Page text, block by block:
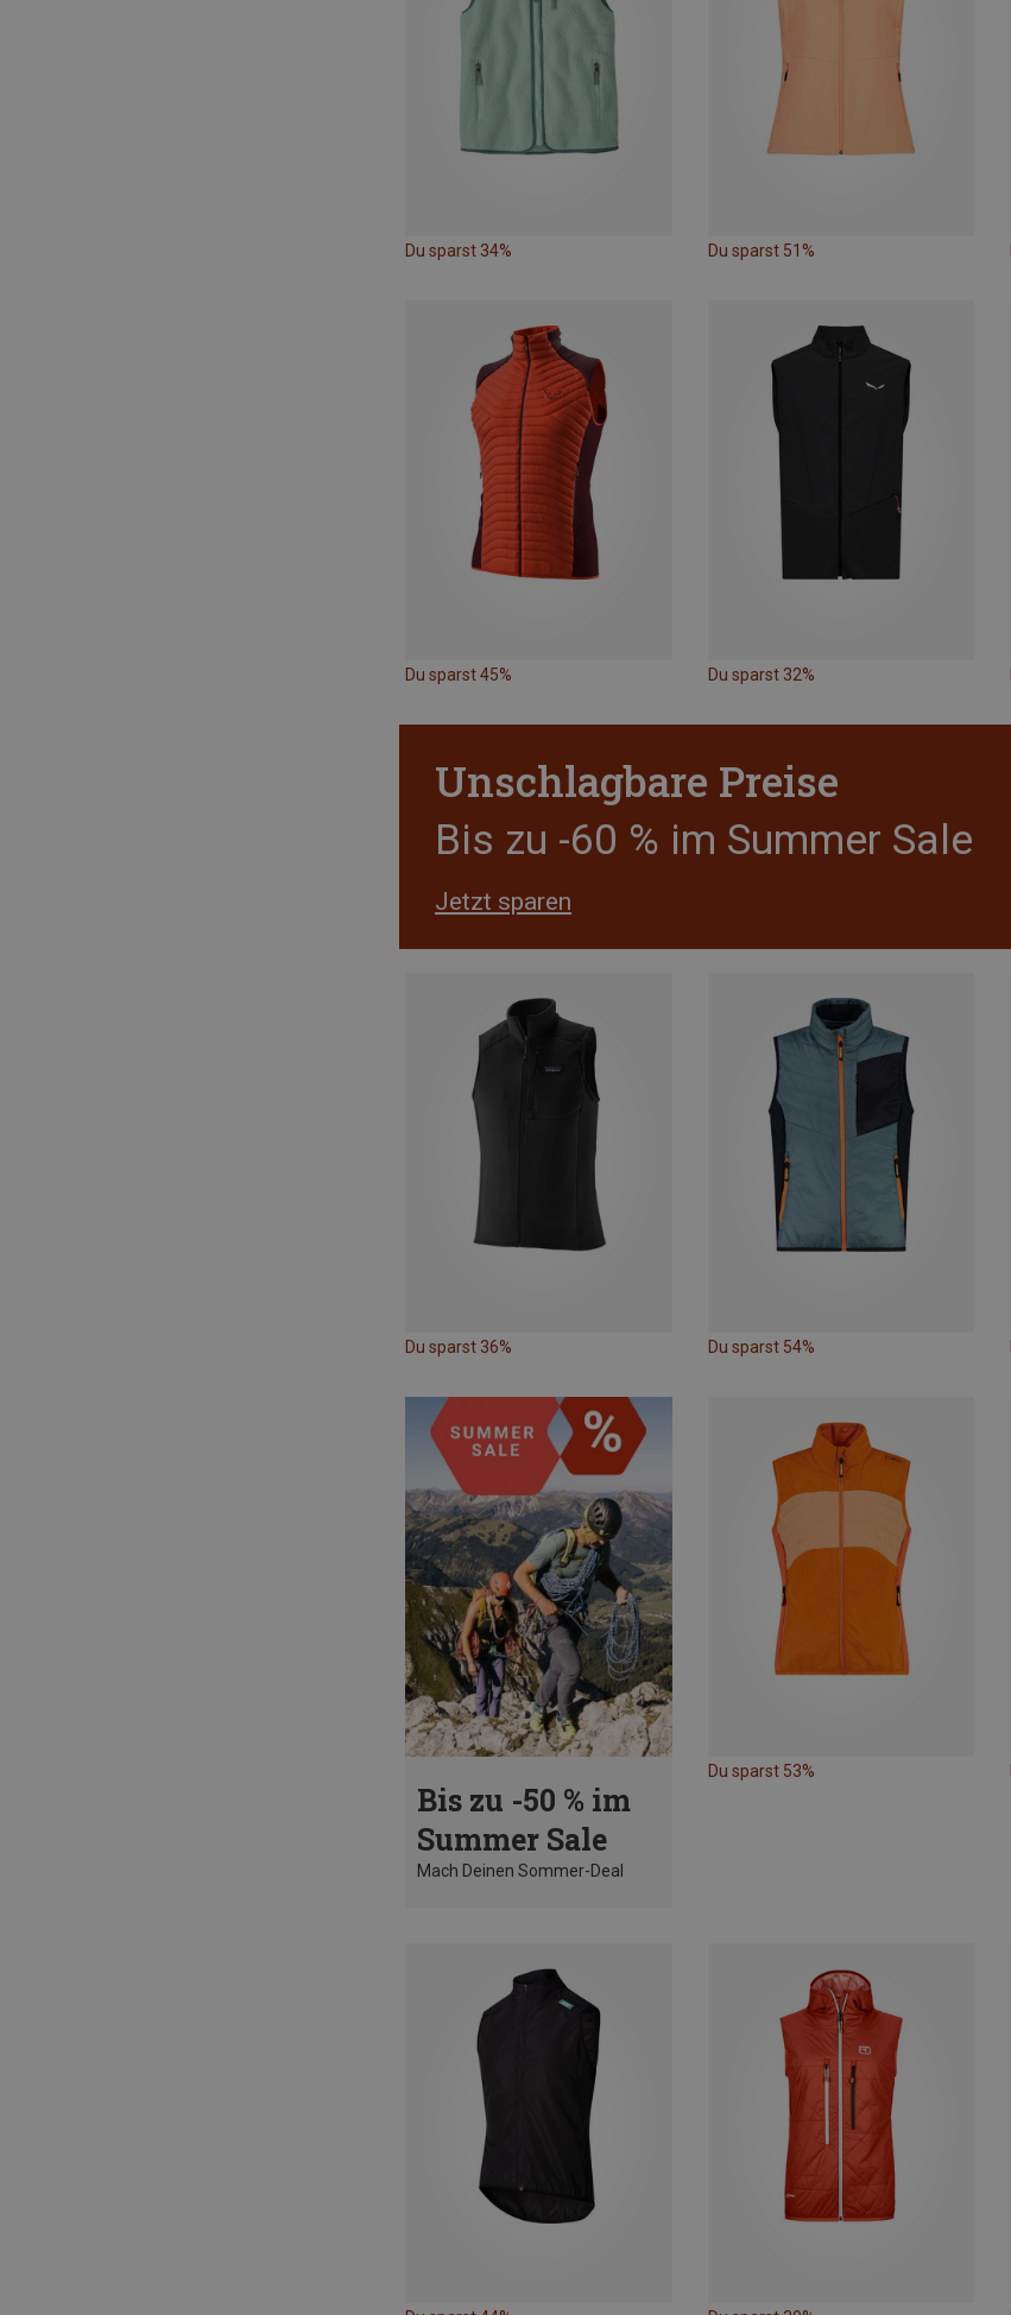
Du sparst 34% Du sparst 51%
Du sparst 45% Du sparst 32%
Unschlagbare Preise
Bis zu -60 % im Summer Sale
Jetzt sparen
Du sparst 36% Du sparst 54%
Bis zu -50 % im
Summer Sale
Mach Deinen Sommer-Deal
Du sparst 53%